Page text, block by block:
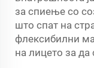
за спиење со
што спат на
флексибилни
на лицето за да